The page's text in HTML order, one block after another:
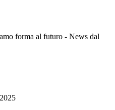
forma al futuro - News dal